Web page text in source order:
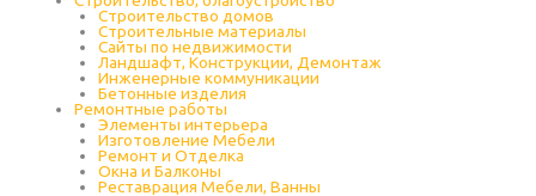
Строительство домов
Строительные материалы
Сайты по недвижимости
Ландшафт, Конструкции, Демонтаж
Инженерные коммуникации
Бетонные изделия
Ремонтные работы
Элементы интерьера
Изготовление Мебели
Ремонт и Отделка
Окна и Балконы
Реставрация Мебели, Ванны